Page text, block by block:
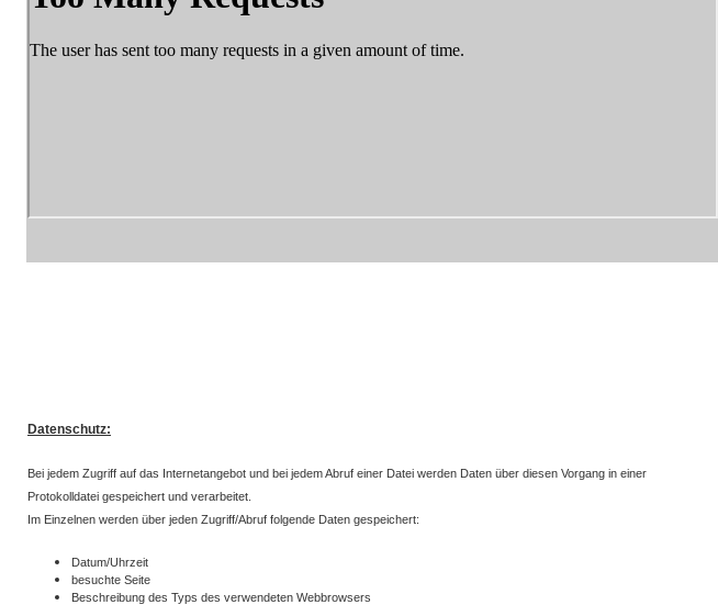
Datenschutz:
Bei jedem Zugriff auf das Internetangebot und bei jedem Abruf einer Datei werden Daten über diesen Vorgang in einer
Protokolldatei gespeichert und verarbeitet.
Im Einzelnen werden über jeden Zugriff/Abruf folgende Daten gespeichert:
Datum/Uhrzeit
besuchte Seite
Beschreibung des Typs des verwendeten Webbrowsers